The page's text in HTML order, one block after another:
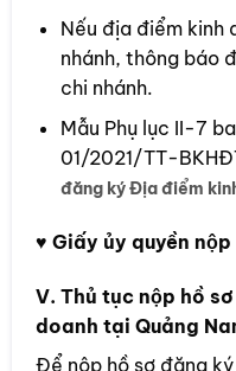
Nếu địa điểm kinh
nhánh, thông báo
chi nhánh.
Mẫu Phụ lục II-7
01/2021/TT-
đăng ký Địa điểm
♥ Giấy ủy quyền nộp
V. Thủ tục nộp hồ
doanh tại Quảng
Để nộp hồ sơ đăng